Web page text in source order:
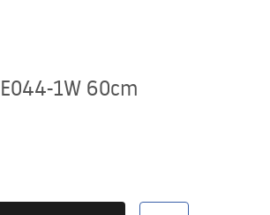
1W 60cm